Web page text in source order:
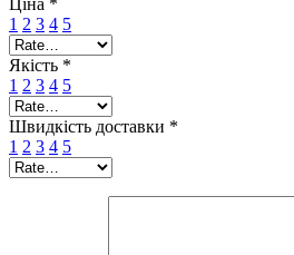
Ціна *
1 2 3 4 5
Якість *
1 2 3 4 5
Швидкість доставки *
1 2 3 4 5